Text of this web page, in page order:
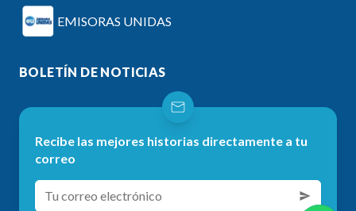
EMISORAS UNIDAS
BOLETÍN DE NOTICIAS
Recibe las mejores historias directamente a tu
correo